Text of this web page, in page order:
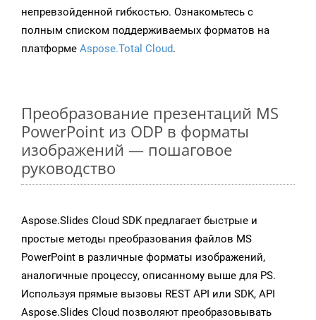
непревзойденной гибкостью. Ознакомьтесь с
полным списком поддерживаемых форматов на
платформе Aspose.Total Cloud.
Преобразование презентаций MS
PowerPoint из ODP в форматы
изображений — пошаговое
руководство
Aspose.Slides Cloud SDK предлагает быстрые и
простые методы преобразования файлов MS
PowerPoint в различные форматы изображений,
аналогичные процессу, описанному выше для PS.
Используя прямые вызовы REST API или SDK, API
Aspose.Slides Cloud позволяют преобразовывать